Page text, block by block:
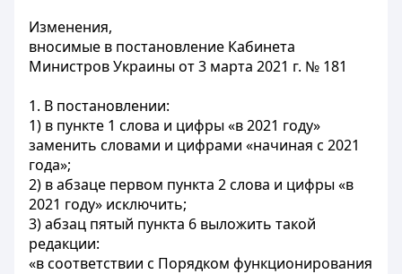
Изменения,
вносимые в постановление Кабинета
Министров Украины от 3 марта 2021 г. № 181
1. В постановлении:
1) в пункте 1 слова и цифры «в 2021 году»
заменить словами и цифрами «начиная с 2021
года»;
2) в абзаце первом пункта 2 слова и цифры «в
2021 году» исключить;
3) абзац пятый пункта 6 выложить такой
редакции:
«в соответствии с Порядком функционирования